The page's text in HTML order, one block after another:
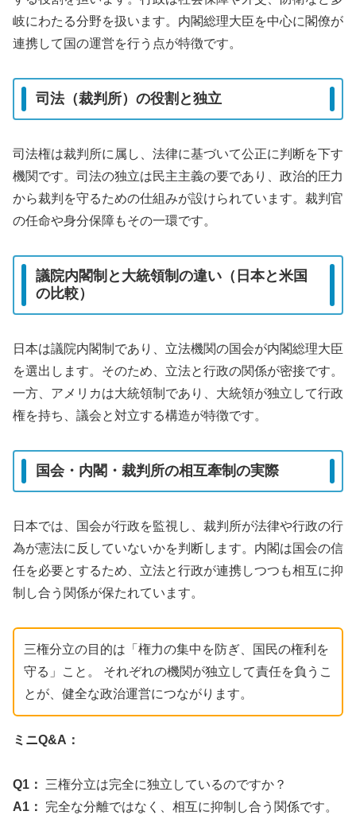
岐にわたる分野を扱います。内閣総理大臣を中心に閣僚が
連携して国の運営を行う点が特徴です。
司法（裁判所）の役割と独立
司法権は裁判所に属し、法律に基づいて公正に判断を下す
機関です。司法の独立は民主主義の要であり、政治的圧力
から裁判を守るための仕組みが設けられています。裁判官
の任命や身分保障もその一環です。
議院内閣制と大統領制の違い（日本と米国
の比較）
日本は議院内閣制であり、立法機関の国会が内閣総理大臣
を選出します。そのため、立法と行政の関係が密接です。
一方、アメリカは大統領制であり、大統領が独立して行政
権を持ち、議会と対立する構造が特徴です。
国会・内閣・裁判所の相互牽制の実際
日本では、国会が行政を監視し、裁判所が法律や行政の行
為が憲法に反していないかを判断します。内閣は国会の信
任を必要とするため、立法と行政が連携しつつも相互に抑
制し合う関係が保たれています。
三権分立の目的は「権力の集中を防ぎ、国民の権利を
守る」こと。 それぞれの機関が独立して責任を負うこ
とが、健全な政治運営につながります。
ミニQ&A：
Q1：
三権分立は完全に独立しているのですか？
A1：
完全な分離ではなく、相互に抑制し合う関係です。